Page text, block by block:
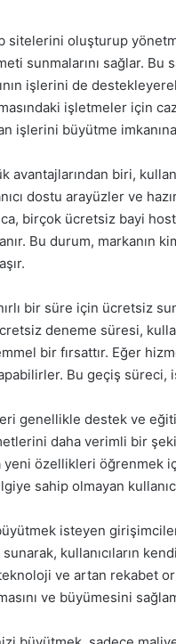
sitelerini oluşturup
sunmalarını sağlar. Bu
işlerini de
işletmeler için
işlerini büyütme
biri,
dostu arayüzler ve
birçok ücretsiz bayi
Bu durum, markanın
bir süre için ücretsiz
deneme süresi,
bir fırsattır. Eğer
Bu geçiş süreci,
genellikle destek ve
daha verimli bir
yeni özellikleri
sahip olmayan
isteyen
kullanıcıların
ve artan rekabet
ve büyümesini